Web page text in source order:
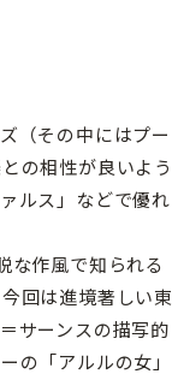
（その中にはプー
の相性が良いよう
ルス」などで優れ
な作風で知られる
回は進境著しい東
サーンスの描写的
の「アルルの女」